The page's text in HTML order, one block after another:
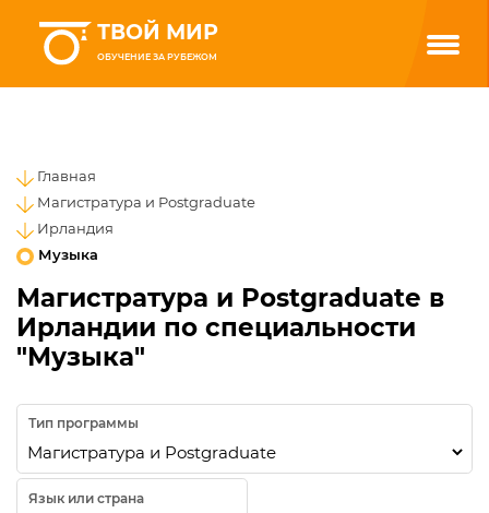
ТВОЙ МИР
ОБУЧЕНИЕ ЗА РУБЕЖОМ
Главная
Магистратура и Postgraduate
Ирландия
Музыка
Магистратура и Postgraduate в
Ирландии по специальности
"Музыка"
Тип программы
Язык или страна